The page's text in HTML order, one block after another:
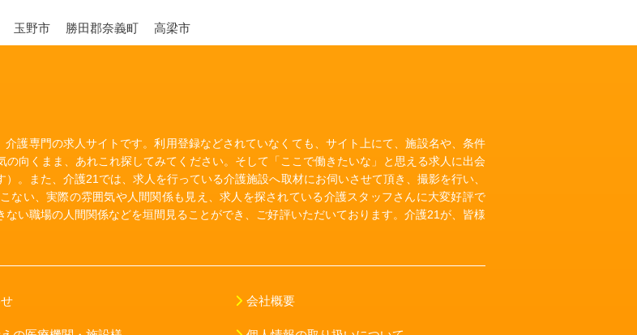
玉野市 勝田郡奈義町 高梁市
護専門の求人サイトです。利用登録などされていなくても、サイト上にて、施設名や、条件
向くまま、あれこれ探してみてください。そして「ここで働きたいな」と思える求人に出会
。また、介護21では、求人を行っている介護施設へ取材にお伺いさせて頂き、撮影を行い、
ない、実際の雰囲気や人間関係も見え、求人を探されている介護スタッフさんに大変好評で
い職場の人間関係などを垣間見ることができ、ご好評いただいております。介護21が、皆様
会社概要